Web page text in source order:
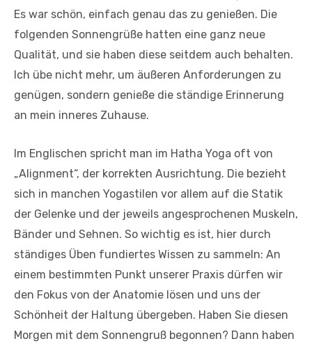
Es war schön, einfach genau das zu genießen. Die
folgenden Sonnengrüße hatten eine ganz neue
Qualität, und sie haben diese seitdem auch behalten.
Ich übe nicht mehr, um äußeren Anforderungen zu
genügen, sondern genieße die ständige Erinnerung
an mein inneres Zuhause.
Im Englischen spricht man im Hatha Yoga oft von
„Alignment“, der korrekten Ausrichtung. Die bezieht
sich in manchen Yogastilen vor allem auf die Statik
der Gelenke und der jeweils angesprochenen Muskeln,
Bänder und Sehnen. So wichtig es ist, hier durch
ständiges Üben fundiertes Wissen zu sammeln: An
einem bestimmten Punkt unserer Praxis dürfen wir
den Fokus von der Anatomie lösen und uns der
Schönheit der Haltung übergeben. Haben Sie diesen
Morgen mit dem Sonnengruß begonnen? Dann haben